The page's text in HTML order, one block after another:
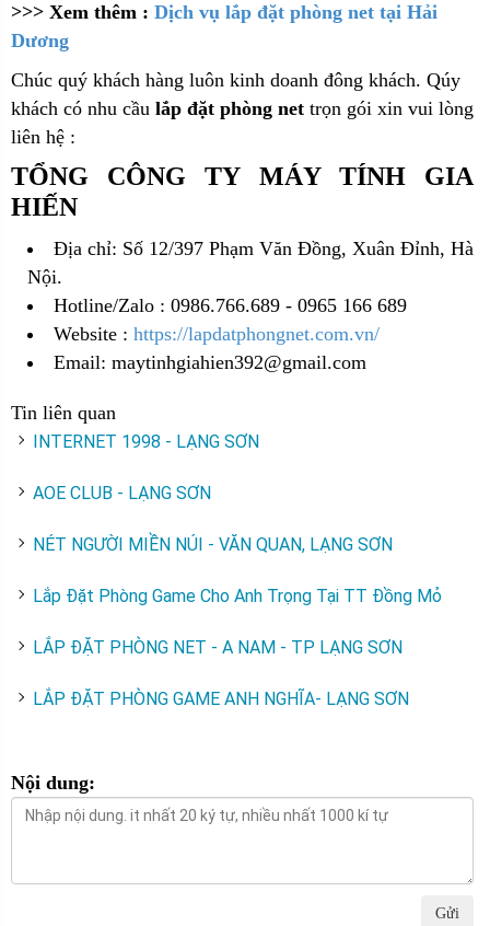
>>> Xem thêm : Dịch vụ lắp đặt phòng net tại Hải
Dương
Chúc quý khách hàng luôn kinh doanh đông khách. Qúy
khách có nhu cầu lắp đặt phòng net trọn gói xin vui lòng
liên hệ :
TỔNG CÔNG TY MÁY TÍNH GIA
HIẾN
Địa chỉ: Số 12/397 Phạm Văn Đồng, Xuân Đỉnh, Hà
Nội.
Hotline/Zalo : 0986.766.689 - 0965 166 689
Website : https://lapdatphongnet.com.vn/
Email: maytinhgiahien392@gmail.com
Tin liên quan
INTERNET 1998 - LẠNG SƠN
AOE CLUB - LẠNG SƠN
NÉT NGƯỜI MIỀN NÚI - VĂN QUAN, LẠNG SƠN
Lắp Đặt Phòng Game Cho Anh Trọng Tại TT Đồng Mỏ
LẮP ĐẶT PHÒNG NET - A NAM - TP LẠNG SƠN
LẮP ĐẶT PHÒNG GAME ANH NGHĨA- LẠNG SƠN
Nội dung:
Gửi